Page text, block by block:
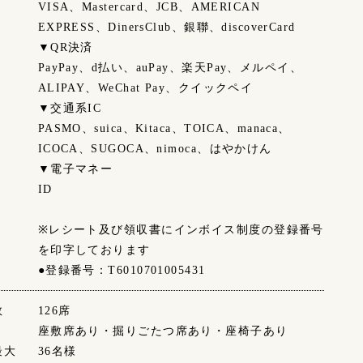
VISA、Mastercard、JCB、AMERICAN
EXPRESS、DinersClub、銀聯、discoverCard
▼QR決済
PayPay、d払い、auPay、楽天Pay、メルペイ、
ALIPAY、WeChat Pay、クイックペイ
▼交通系IC
PASMO、suica、Kitaca、TOICA、manaca、
ICOCA、SUGOCA、nimoca、はやかけん
▼電子マネー
ID
※レシート及び領収書にインボイス制度の登録番号
を印字しております
●登録番号：T6010701005431
126席
座敷席あり・掘りごたつ席あり・座椅子あり
大
36名様